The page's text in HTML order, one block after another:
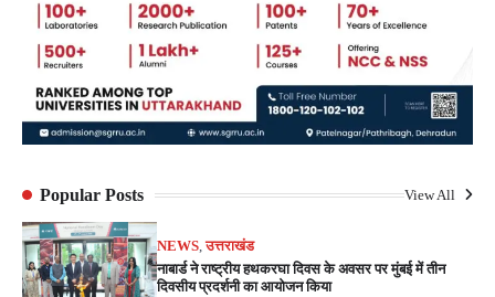
Popular Posts View All
NEWS,उत्तराखंड
नाबार्ड ने राष्ट्रीय हथकरघा दिवस के अवसर पर मुंबई में तीन
दिवसीय प्रदर्शनी का आयोजन किया